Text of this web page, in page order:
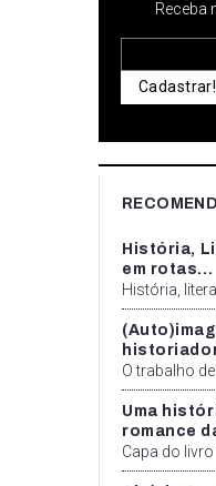
Receba
Cadastrar!
História,
em rotas...
História,
O trabalho de
Uma
romance
Capa do livro